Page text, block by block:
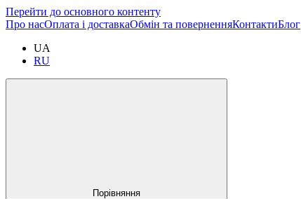
Перейти до основного контенту
Про насОплата і доставкаОбмін та поверненняКонтактиБлог
UA
RU
Порівняння